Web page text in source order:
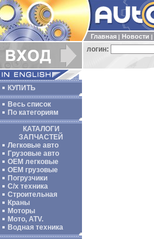
Главная Новости
логин:
КУПИТЬ
Весь список
По категориям
КАТАЛОГИ
ЗАПЧАСТЕЙ
Легковые авто
Грузовые авто
ОЕМ легковые
OEM грузовые
Погрузчики
С/х техника
Строительная
Краны
Моторы
Мото, ATV.
Водная техника